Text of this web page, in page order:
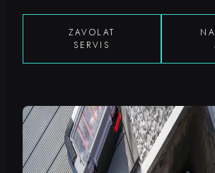
ZAVOLAT
SERVIS